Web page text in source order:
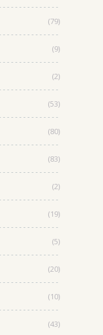
(79)
(9)
(2)
(53)
(80)
(83)
(2)
(19)
(5)
(20)
(10)
(43)